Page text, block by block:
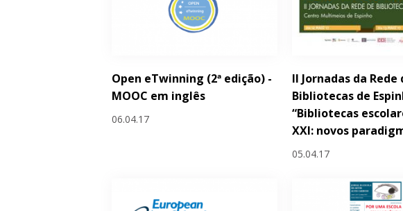
Open eTwinning (2ª edição) -
MOOC em inglês
06.04.17
II Jornadas da Rede
Bibliotecas de
“Bibliotecas
XXI: novos
05.04.17